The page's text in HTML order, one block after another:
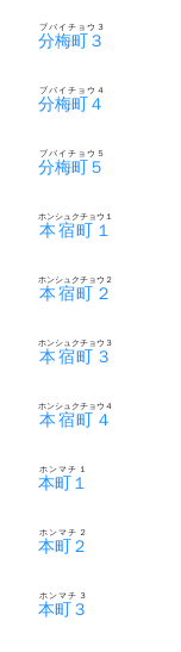
分梅町３
ブバイチョウ３
分梅町４
ブバイチョウ４
分梅町５
ブバイチョウ５
本宿町１
ホンシュクチョウ１
本宿町２
ホンシュクチョウ２
本宿町３
ホンシュクチョウ３
本宿町４
ホンシュクチョウ４
本町１
ホンマチ１
本町２
ホンマチ２
本町３
ホンマチ３